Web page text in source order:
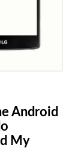
Android
My